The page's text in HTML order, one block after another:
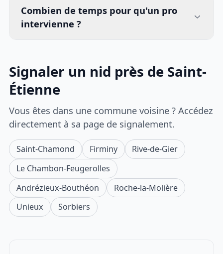
Combien de temps pour qu'un pro
intervienne ?
Signaler un nid près de Saint-
Étienne
Vous êtes dans une commune voisine ? Accédez
directement à sa page de signalement.
Saint-Chamond Firminy
Rive-de-Gier
Le Chambon-Feugerolles
Andrézieux-Bouthéon
Roche-la-Molière
Unieux
Sorbiers